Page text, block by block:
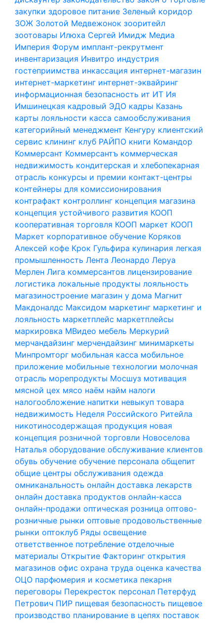
закупки здоровое питание Зеленый коридор
ЗОЖ Золотой Медвежонок зооритейл
зоотовары Илюха Сергей Имидж Медиа
Империя Форум имплант-рекрутмент
инвентаризация Инвитро индустрия
гостеприимства инкассация интернет-магазин
интернет-маркетинг интернет-эквайринг
информационная безопасность ит ИТ Ия
Имшинецкая кадровый ЭДО кадры Казань
карты лояльности касса самообслуживания
категорийный менеджмент Кенгуру клиентский
сервис клининг клуб РАЙПО книги Командор
Коммерсант Коммерсантъ коммерческая
недвижимость кондитерская и хлебопекарная
отрасль конкурсы и премии контакт-центры
контейнеры для комиссионирования
контрафакт контроллинг концепция магазина
концепция устойчивого развития КООП
кооперативная торговля КООП маркет КООП
Маркет корпоративное обучение Коряков
Алексей кофе Крок Гульфира кулинария легкая
промышленность Лента Леонардо Леруа
Мерлен Лига коммерсантов лицензирование
логистика локальные продукты лояльность
магазиностроение магазин у дома Магнит
Макдоналдс Максидом маркетинг маркетинг и
лояльность маркетплейс маркетплейсы
маркировка МВидео мебель Меркурий
мерчандайзинг мерчендайзинг минимаркеты
Минпромторг мобильная касса мобильное
приложение мобильные технологии молочная
отрасль морепродукты Мосшуз мотивация
мясной цех мясо наём найм налоги
налогообложение напитки невыкуп товара
недвижимость Неделя Российского Ритейла
никотиносодержащая продукция новая
концепция розничной торговли Новоселова
Наталья оборудование обслуживание клиентов
обувь обучение обучение персонала общепит
общие центры обслуживания одежда
омниканальность онлайн доставка лекарств
онлайн доставка продуктов онлайн-касса
онлайн-продажи оптическая розница оптово-
розничные рынки оптовые продовольственные
рынки оптоклуб Ряды освещение
ответственное потребление отделочные
материалы Открытие Факторинг открытия
магазинов офис охрана труда оценка качества
ОЦО парфюмерия и косметика пекарня
переговоры Перекресток персонал Петерфуд
Петрович ПИР пищевая безопасность пищевое
производство планирование в цепях поставок